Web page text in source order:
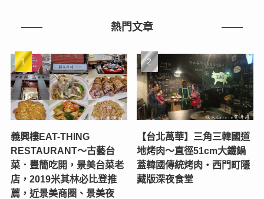
熱門文章
義興樓EAT-THING
RESTAURANT〜古藝台
菜．豐簡吃開，景美台菜老
店，2019米其林必比登推
薦，近景美商圈、景美夜
【台北萬華】三角三韓國道
地烤肉～直徑51cm大鐵鍋
蓋韓國傳統烤肉‧西門町隱
藏版深夜食堂